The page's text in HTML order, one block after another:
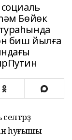
Бөйөк
биш йылға
һуғышы